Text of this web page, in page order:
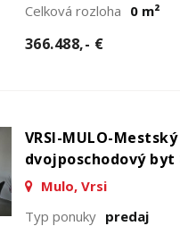
Celková rozloha 0 m²
366.488,- €
VRSI-MULO-
dvojposchodový byt
Mulo, Vrsi
Typ ponuky predaj